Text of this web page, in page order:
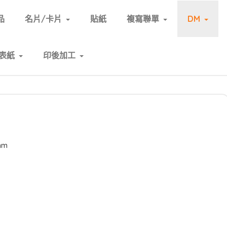
名片/卡片 貼紙 複寫聯單 DM
紙 印後加工